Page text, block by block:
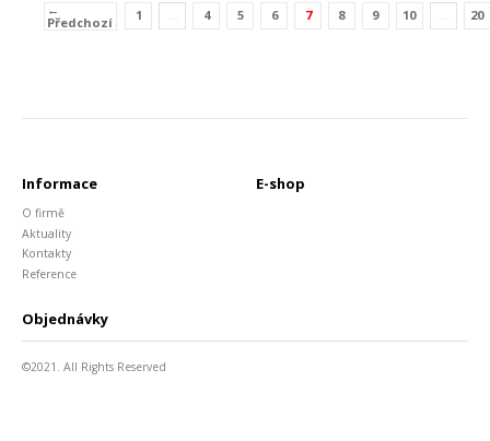
←
Předchozí
1 4 5 6 7(current)
8 9 10 20
Informace
O firmě
Aktuality
Kontakty
Reference
E-shop
Objednávky
©2021. All Rights Reserved